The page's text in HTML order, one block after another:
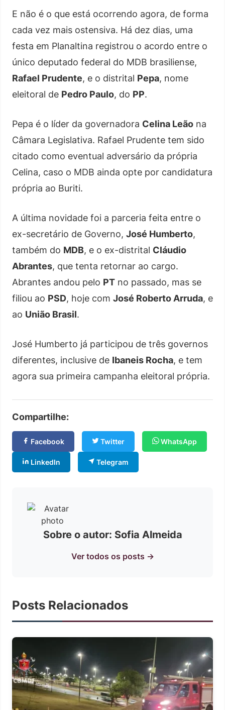
E não é o que está ocorrendo agora, de forma
cada vez mais ostensiva. Há dez dias, uma
festa em Planaltina registrou o acordo entre o
único deputado federal do MDB brasiliense,
Rafael Prudente, e o distrital Pepa, nome
eleitoral de Pedro Paulo, do PP.
Pepa é o líder da governadora Celina Leão na
Câmara Legislativa. Rafael Prudente tem sido
citado como eventual adversário da própria
Celina, caso o MDB ainda opte por candidatura
própria ao Buriti.
A última novidade foi a parceria feita entre o
ex-secretário de Governo, José Humberto,
também do MDB, e o ex-distrital Cláudio
Abrantes, que tenta retornar ao cargo.
Abrantes andou pelo PT no passado, mas se
filiou ao PSD, hoje com José Roberto Arruda, e
ao União Brasil.
José Humberto já participou de três governos
diferentes, inclusive de Ibaneis Rocha, e tem
agora sua primeira campanha eleitoral própria.
Compartilhe:
Facebook Twitter WhatsApp
LinkedIn Telegram
Sobre o autor: Sofia Almeida
Ver todos os posts →
Posts Relacionados